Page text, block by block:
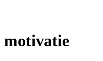
motivatie